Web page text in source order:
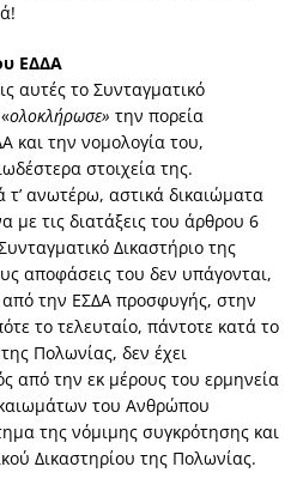
ΕΔΔΑ
αυτές το Συνταγματικό
ολοκλήρωσε» την πορεία
και την νομολογία του,
στοιχεία της.
τ’ ανωτέρω, αστικά δικαιώματα
τις διατάξεις του άρθρου 6
Δικαστήριο της
αποφάσεις του δεν υπάγονται,
την ΕΣΔΑ προσφυγής, στην
το τελευταίο, πάντοτε κατά το
Πολωνίας, δεν έχει
από την εκ μέρους του ερμηνεία
του Ανθρώπου
της νόμιμης συγκρότησης και
Δικαστηρίου της Πολωνίας.